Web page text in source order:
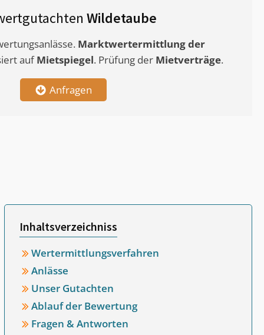
Wildetaube
Marktwertermittlungder
aufMietspiegel. Prüfung der Mietverträge.
Anfragen
Inhaltsverzeichniss
Wertermittlungsverfahren
Anlässe
Unser Gutachten
Ablauf der Bewertung
Fragen & Antworten